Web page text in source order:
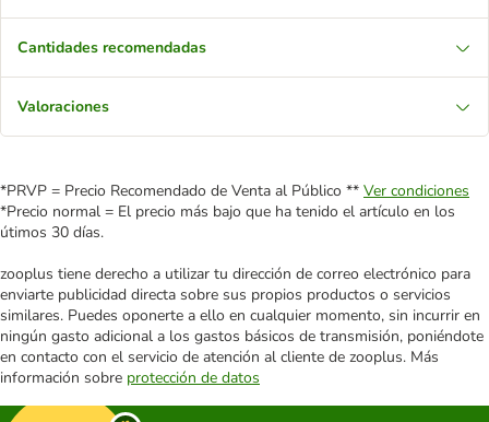
Cantidades recomendadas
Valoraciones
*PRVP = Precio Recomendado de Venta al Público ** Ver condiciones
*Precio normal = El precio más bajo que ha tenido el artículo en los
útimos 30 días.
zooplus tiene derecho a utilizar tu dirección de correo electrónico para
enviarte publicidad directa sobre sus propios productos o servicios
similares. Puedes oponerte a ello en cualquier momento, sin incurrir en
ningún gasto adicional a los gastos básicos de transmisión, poniéndote
en contacto con el servicio de atención al cliente de zooplus. Más
información sobre protección de datos